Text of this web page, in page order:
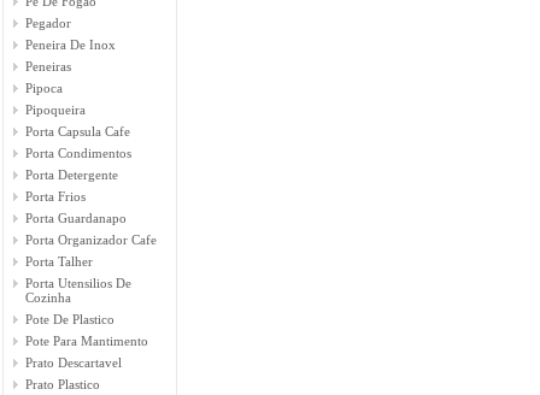
Pegador
Peneira De Inox
Peneiras
Pipoca
Pipoqueira
Porta Capsula Cafe
Porta Condimentos
Porta Detergente
Porta Frios
Porta Guardanapo
Porta Organizador Cafe
Porta Talher
Porta Utensilios De
Cozinha
Pote De Plastico
Pote Para Mantimento
Prato Descartavel
Prato Plastico